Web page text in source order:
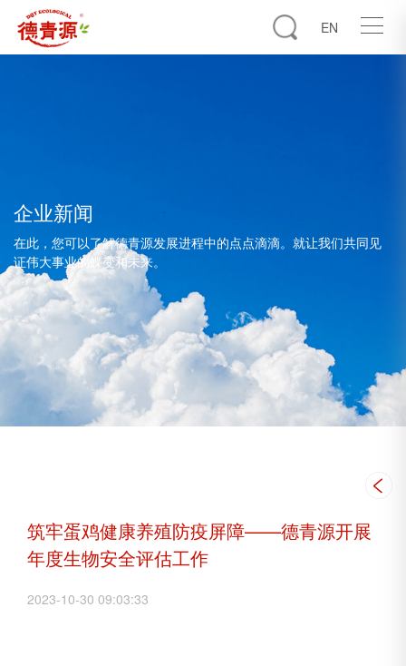
EN
企业新闻
在此，您可以了解德青源发展进程中的点点滴滴。就让我们共同见
证伟大事业的蝶变和未来。
筑牢蛋鸡健康养殖防疫屏障——德青源开展
年度生物安全评估工作
2023-10-30 09:03:33